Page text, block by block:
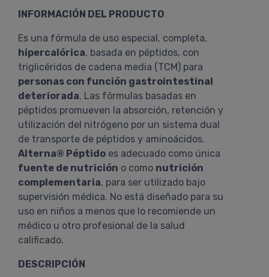
INFORMACIÓN DEL PRODUCTO
Es una fórmula de uso especial, completa,
hipercalórica, basada en péptidos, con
triglicéridos de cadena media (TCM) para
personas con función gastrointestinal
deteriorada. Las fórmulas basadas en
péptidos promueven la absorción, retención y
utilización del nitrógeno por un sistema dual
de transporte de péptidos y aminoácidos.
Alterna® Péptido es adecuado como única
fuente de nutrición o como nutrición
complementaria, para ser utilizado bajo
supervisión médica. No está diseñado para su
uso en niños a menos que lo recomiende un
médico u otro profesional de la salud
calificado.
DESCRIPCIÓN